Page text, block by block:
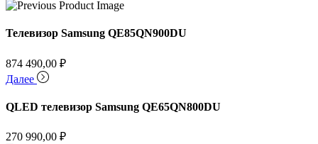
Телевизор Samsung QE85QN900DU
874 490,00 ₽
Далее
QLED телевизор Samsung QE65QN800DU
270 990,00 ₽